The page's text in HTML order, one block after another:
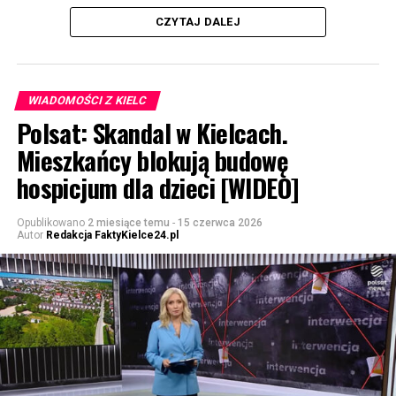
CZYTAJ DALEJ
WIADOMOŚCI Z KIELC
Polsat: Skandal w Kielcach.
Mieszkańcy blokują budowę
hospicjum dla dzieci [WIDEO]
Opublikowano 2 miesiące temu - 15 czerwca 2026
Autor Redakcja FaktyKielce24.pl